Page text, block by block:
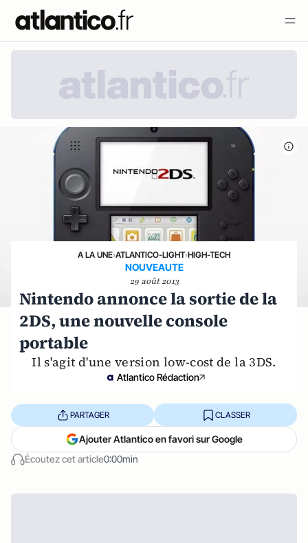
A LA UNE›ATLANTICO-LIGHT›HIGH-TECH
NOUVEAUTE
29 août 2013
Nintendo annonce la sortie de la
2DS, une nouvelle console
portable
Il s'agit d'une version low-cost de la 3DS.
Atlantico Rédaction
Écoutez cet article0:00min
PARTAGER CLASSER
Ajouter Atlantico en favori sur Google